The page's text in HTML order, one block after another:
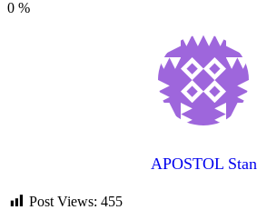
0 %
APOSTOL Stan
Post Views: 455